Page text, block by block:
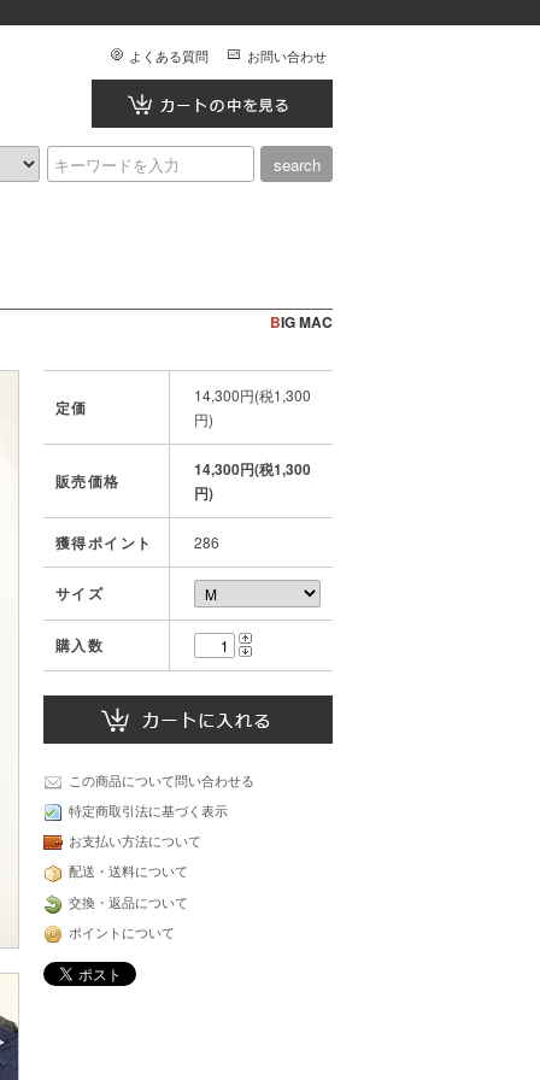
よくある質問 お問い合わせ
BIG MAC
定価
14,300円(税1,300
円)
販売価格
14,300円(税1,300
円)
獲得ポイント 286
サイズ
購入数
この商品について問い合わせる
特定商取引法に基づく表示
お支払い方法について
配送・送料について
交換・返品について
ポイントについて